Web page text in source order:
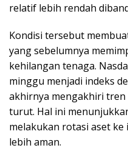
relatif lebih rendah
Kondisi tersebut
yang sebelumnya
kehilangan tenaga.
minggu menjadi indeks
akhirnya mengakhiri
turut. Hal ini
melakukan rotasi aset
lebih aman.